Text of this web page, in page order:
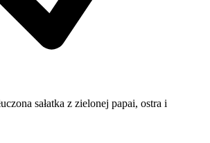
sałatka z zielonej papai, ostra i